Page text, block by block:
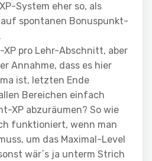
System eher so, als
spontanen Bonuspunkt-
XP pro Lehr-Abschnitt, aber
Annahme, dass es hier
ist, letzten Ende
Bereichen einfach
XP abzuräumen? So wie
funktioniert, wenn man
um das Maximal-Level
wär´s ja unterm Strich